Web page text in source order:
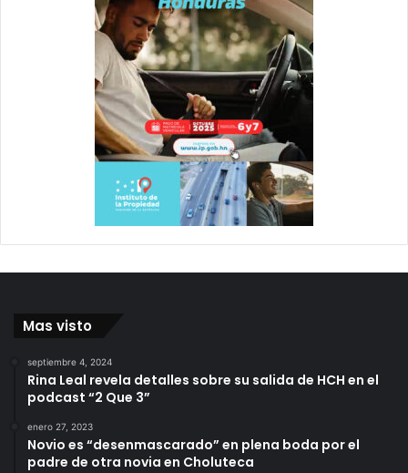
Mas visto
septiembre 4, 2024
Rina Leal revela detalles sobre su salida de HCH en el
podcast “2 Que 3”
enero 27, 2023
Novio es “desenmascarado” en plena boda por el
padre de otra novia en Choluteca